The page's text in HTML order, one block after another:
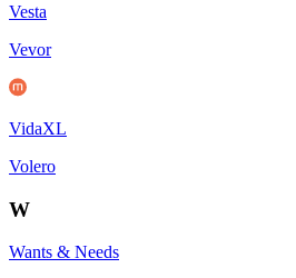
Vesta
Vevor
VidaXL
Volero
W
Wants & Needs